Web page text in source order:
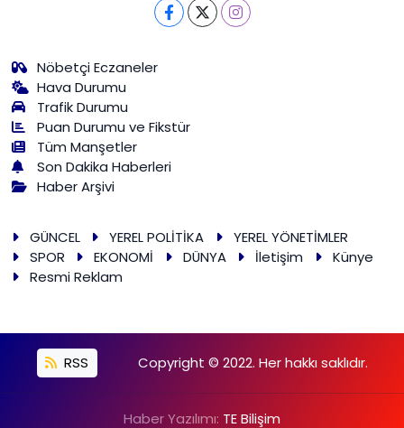
Nöbetçi Eczaneler
Hava Durumu
Trafik Durumu
Puan Durumu ve Fikstür
Tüm Manşetler
Son Dakika Haberleri
Haber Arşivi
GÜNCEL YEREL POLİTİKA
YEREL YÖNETİMLER
SPOR
EKONOMİ DÜNYA İletişim
Künye
Resmi Reklam
RSS Copyright © 2022. Her hakkı saklıdır.
Haber Yazılımı: TE Bilişim